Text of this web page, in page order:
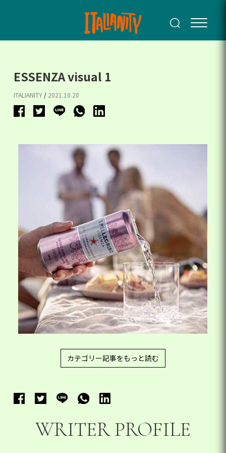
ESSENZA visual 1
ITALIANITY / 2021.10.20
カテゴリー記事をもっと読む
WRITER PROFILE